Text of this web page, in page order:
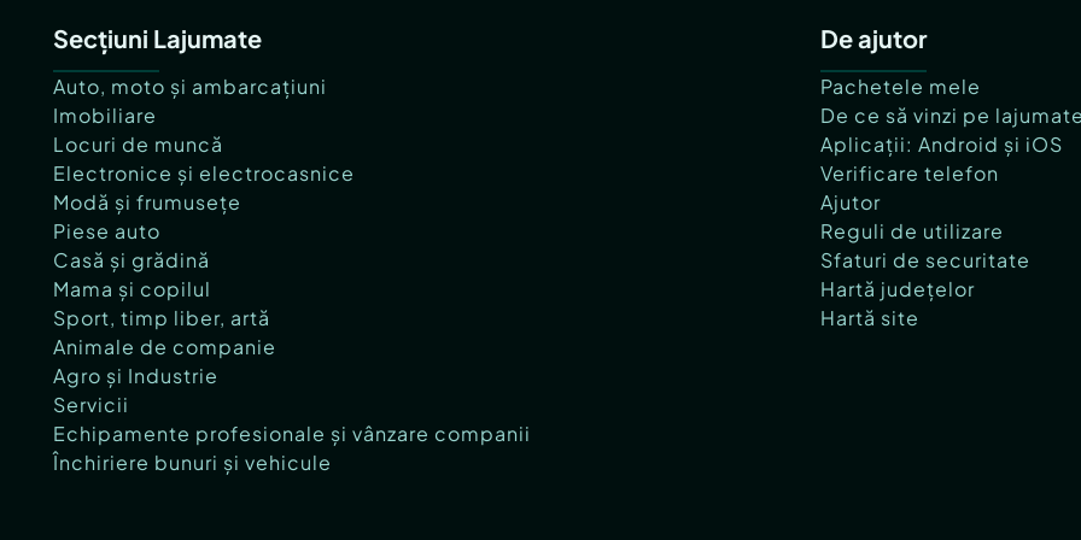
Secțiuni Lajumate
Auto, moto și ambarcațiuni
Imobiliare
Locuri de muncă
Electronice și electrocasnice
Modă și frumusețe
Piese auto
Casă și grădină
Mama și copilul
Sport, timp liber, artă
Animale de companie
Agro și Industrie
Servicii
Echipamente profesionale și vânzare companii
Închiriere bunuri și vehicule
De ajutor
Pachetele mele
De ce să vinzi pe
Aplicații: Android și iOS
Verificare telefon
Ajutor
Reguli de utilizare
Sfaturi de securitate
Hartă județelor
Hartă site